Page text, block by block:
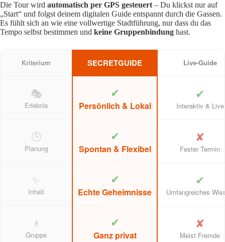
Die Tour wird automatisch per GPS gesteuert– Du klickst nur auf
„Start“ und folgst deinem digitalen Guide entspannt durch die Gassen.
Es fühlt sich an wie eine vollwertige Stadtführung, nur dass du das
Tempo selbst bestimmen und keine Gruppenbindung hast.
Kriterium SECRETGUIDE Live-Guide
🎭
Erlebnis
✔
Persönlich & Lokal
✔
Interaktiv & Live
🕒
Planung
✔
Spontan & Flexibel
✘
Fester Termin
✨
Inhalt
✔
Echte Geheimnisse
✔
Umfangreiches
🚶
Gruppe
✔
Ganz privat
✘
Meist Fremde